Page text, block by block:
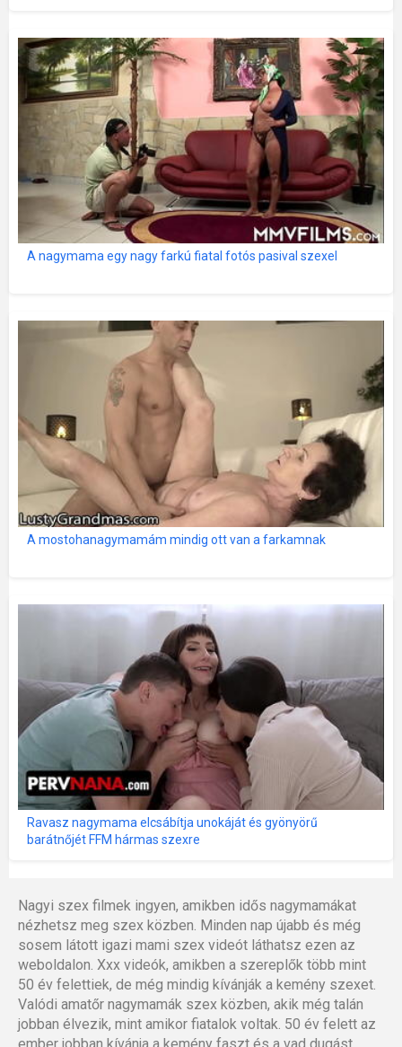
A nagymama egy nagy farkú fiatal fotós pasival szexel
A mostohanagymamám mindig ott van a farkamnak
Ravasz nagymama elcsábítja unokáját és gyönyörű
barátnőjét FFM hármas szexre
Nagyi szex filmek ingyen, amikben idős nagymamákat
nézhetsz meg szex közben. Minden nap újabb és még
sosem látott igazi mami szex videót láthatsz ezen az
weboldalon. Xxx videók, amikben a szereplők több mint
50 év felettiek, de még mindig kívánják a kemény szexet.
Valódi amatőr nagymamák szex közben, akik még talán
jobban élvezik, mint amikor fiatalok voltak. 50 év felett az